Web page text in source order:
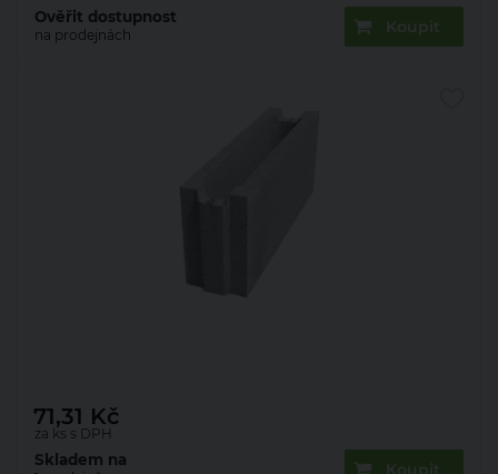
Koupit
Ověřit dostupnost
na prodejnách
za ks s DPH
71,31 Kč
Koupit
Skladem na